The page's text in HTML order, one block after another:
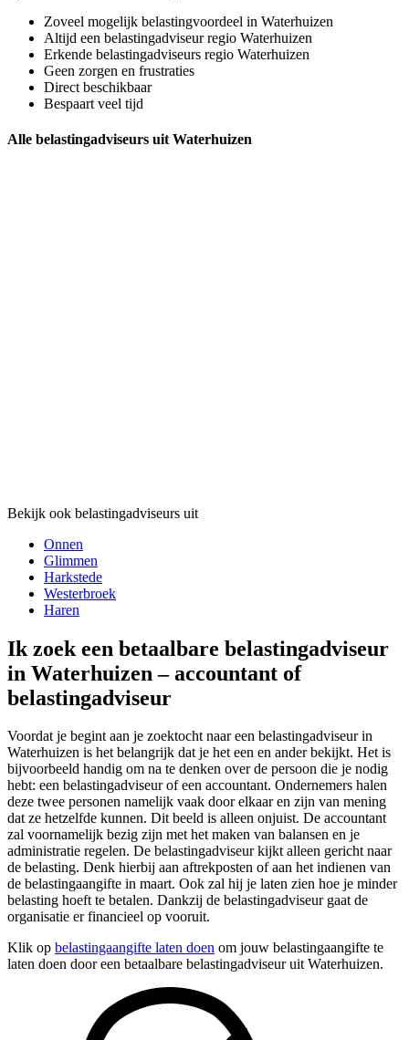
Zoveel mogelijk belastingvoordeel in Waterhuizen
Altijd een belastingadviseur regio Waterhuizen
Erkende belastingadviseurs regio Waterhuizen
Geen zorgen en frustraties
Direct beschikbaar
Bespaart veel tijd
Alle belastingadviseurs uit Waterhuizen
Bekijk ook belastingadviseurs uit
Onnen
Glimmen
Harkstede
Westerbroek
Haren
Ik zoek een betaalbare belastingadviseur
in Waterhuizen – accountant of
belastingadviseur
Voordat je begint aan je zoektocht naar een belastingadviseur in
Waterhuizen is het belangrijk dat je het een en ander bekijkt. Het is
bijvoorbeeld handig om na te denken over de persoon die je nodig
hebt: een belastingadviseur of een accountant. Ondernemers halen
deze twee personen namelijk vaak door elkaar en zijn van mening
dat ze hetzelfde kunnen. Dit beeld is alleen onjuist. De accountant
zal voornamelijk bezig zijn met het maken van balansen en je
administratie regelen. De belastingadviseur kijkt alleen gericht naar
de belasting. Denk hierbij aan aftrekposten of aan het indienen van
de belastingaangifte in maart. Ook zal hij je laten zien hoe je minder
belasting hoeft te betalen. Dankzij de belastingadviseur gaat de
organisatie er financieel op vooruit.
Klik op belastingaangifte laten doen om jouw belastingaangifte te
laten doen door een betaalbare belastingadviseur uit Waterhuizen.